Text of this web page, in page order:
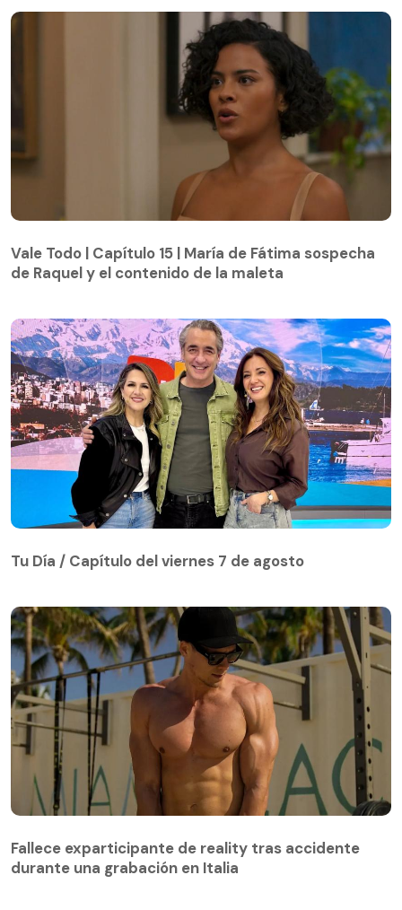
de Raquel y el contenido de la maleta
Vale Todo | Capítulo 15 | María de Fátima sospecha
de Raquel y el contenido de la maleta
Tu Día / Capítulo del viernes 7 de agosto
Fallece exparticipante de reality tras accidente
durante una grabación en Italia